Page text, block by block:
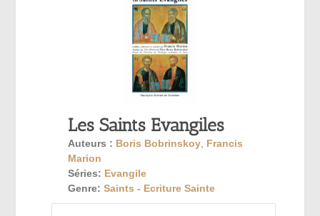
Les Saints Evangiles
Auteurs : Boris Bobrinskoy, Francis
Marion
Séries: Evangile
Genre: Saints - Ecriture Sainte